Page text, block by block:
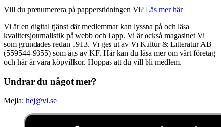
Vill du prenumerera på papperstidningen Vi? Läs mer här
Vi är en digital tjänst där medlemmar kan lyssna på och läsa
kvalitetsjournalistik på webb och i app. Vi är också magasinet Vi
som grundades redan 1913. Vi ges ut av Vi Kultur & Litteratur AB
(559544-9355) som ägs av KF. Här kan du läsa mer om vårt företag
och här är våra köpvillkor. Hoppas att du vill bli medlem.
Undrar du något mer?
Mejla: hej@vi.se